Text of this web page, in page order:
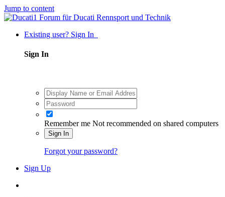
Jump to content
Existing user? Sign In
Sign In
Remember me Not recommended on shared computers
Sign In
Forgot your password?
Sign Up